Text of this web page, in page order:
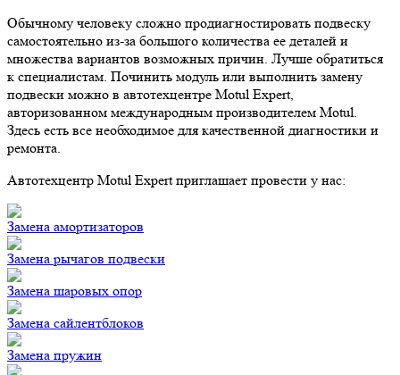
Обычному человеку сложно продиагностировать подвеску
самостоятельно из-за большого количества ее деталей и
множества вариантов возможных причин. Лучше обратиться
к специалистам. Починить модуль или выполнить замену
подвески можно в автотехцентре Motul Expert,
авторизованном международным производителем Motul.
Здесь есть все необходимое для качественной диагностики и
ремонта.
Автотехцентр Motul Expert приглашает провести у нас:
Замена амортизаторов
Замена рычагов подвески
Замена шаровых опор
Замена сайлентблоков
Замена пружин